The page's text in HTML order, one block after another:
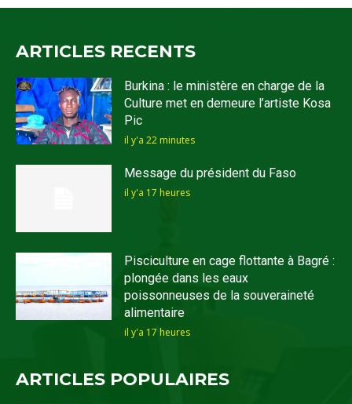
ARTICLES RECENTS
Burkina : le ministère en charge de la
Culture met en demeure l’artiste Kosa
Pic
il y'a 22 minutes
Message du président du Faso
il y'a 17 heures
Pisciculture en cage flottante à Bagré :
plongée dans les eaux
poissonneuses de la souveraineté
alimentaire
il y'a 17 heures
ARTICLES POPULAIRES